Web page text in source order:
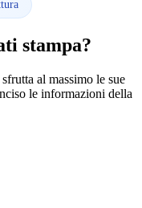
stampa?
al massimo le sue
le informazioni della